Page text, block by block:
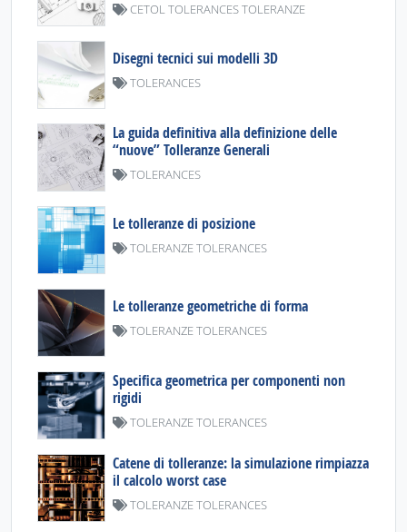
CETOL TOLERANCES TOLERANZE
Disegni tecnici sui modelli 3D
TOLERANCES
La guida definitiva alla definizione delle
“nuove” Tolleranze Generali
TOLERANCES
Le tolleranze di posizione
TOLERANZE TOLERANCES
Le tolleranze geometriche di forma
TOLERANZE TOLERANCES
Specifica geometrica per componenti non
rigidi
TOLERANZE TOLERANCES
Catene di tolleranze: la simulazione rimpiazza
il calcolo worst case
TOLERANZE TOLERANCES